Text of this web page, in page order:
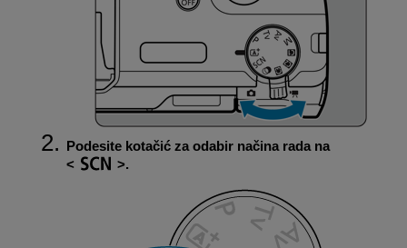
Podesite kotačić za odabir načina rada na
.